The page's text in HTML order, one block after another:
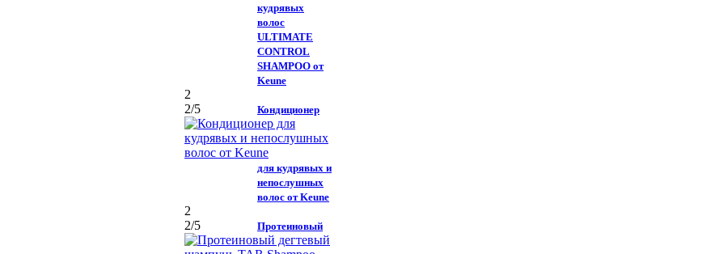
кудрявых
волос
ULTIMATE
CONTROL
SHAMPOO от
Keune
2
2/5 Кондиционер
для кудрявых и
непослушных
волос от Keune
2
2/5 Протеиновый